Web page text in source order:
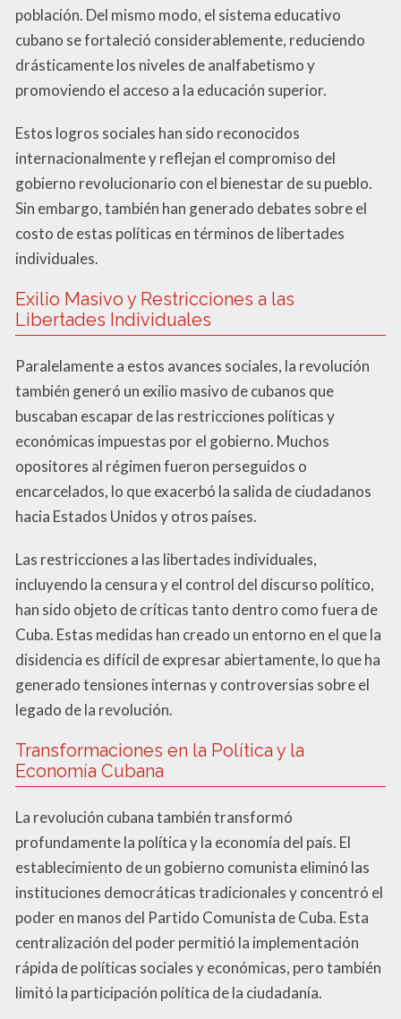
población. Del mismo modo, el sistema educativo
cubano se fortaleció considerablemente, reduciendo
drásticamente los niveles de analfabetismo y
promoviendo el acceso a la educación superior.
Estos logros sociales han sido reconocidos
internacionalmente y reflejan el compromiso del
gobierno revolucionario con el bienestar de su pueblo.
Sin embargo, también han generado debates sobre el
costo de estas políticas en términos de libertades
individuales.
Exilio Masivo y Restricciones a las
Libertades Individuales
Paralelamente a estos avances sociales, la revolución
también generó un exilio masivo de cubanos que
buscaban escapar de las restricciones políticas y
económicas impuestas por el gobierno. Muchos
opositores al régimen fueron perseguidos o
encarcelados, lo que exacerbó la salida de ciudadanos
hacia Estados Unidos y otros países.
Las restricciones a las libertades individuales,
incluyendo la censura y el control del discurso político,
han sido objeto de críticas tanto dentro como fuera de
Cuba. Estas medidas han creado un entorno en el que la
disidencia es difícil de expresar abiertamente, lo que ha
generado tensiones internas y controversias sobre el
legado de la revolución.
Transformaciones en la Política y la
Economía Cubana
La revolución cubana también transformó
profundamente la política y la economía del país. El
establecimiento de un gobierno comunista eliminó las
instituciones democráticas tradicionales y concentró el
poder en manos del Partido Comunista de Cuba. Esta
centralización del poder permitió la implementación
rápida de políticas sociales y económicas, pero también
limitó la participación política de la ciudadanía.